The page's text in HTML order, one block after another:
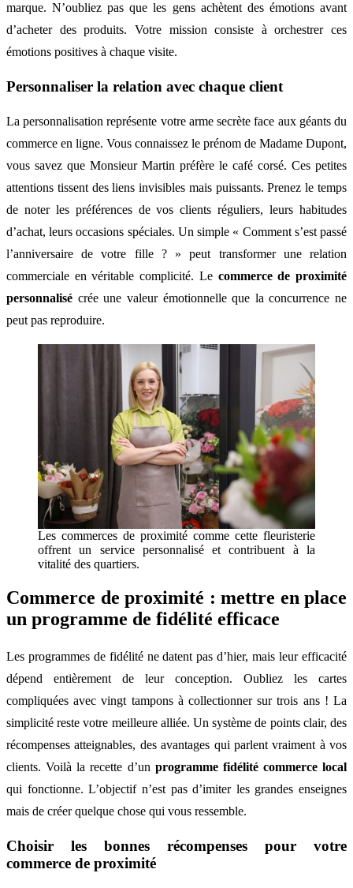
marque. N’oubliez pas que les gens achètent des émotions avant
d’acheter des produits. Votre mission consiste à orchestrer ces
émotions positives à chaque visite.
Personnaliser la relation avec chaque client
La personnalisation représente votre arme secrète face aux géants du
commerce en ligne. Vous connaissez le prénom de Madame Dupont,
vous savez que Monsieur Martin préfère le café corsé. Ces petites
attentions tissent des liens invisibles mais puissants. Prenez le temps
de noter les préférences de vos clients réguliers, leurs habitudes
d’achat, leurs occasions spéciales. Un simple « Comment s’est passé
l’anniversaire de votre fille ? » peut transformer une relation
commerciale en véritable complicité. Le commerce de proximité
personnalisé crée une valeur émotionnelle que la concurrence ne
peut pas reproduire.
Les commerces de proximité comme cette fleuristerie
offrent un service personnalisé et contribuent à la
vitalité des quartiers.
Commerce de proximité : mettre en place
un programme de fidélité efficace
Les programmes de fidélité ne datent pas d’hier, mais leur efficacité
dépend entièrement de leur conception. Oubliez les cartes
compliquées avec vingt tampons à collectionner sur trois ans ! La
simplicité reste votre meilleure alliée. Un système de points clair, des
récompenses atteignables, des avantages qui parlent vraiment à vos
clients. Voilà la recette d’un programme fidélité commerce local
qui fonctionne. L’objectif n’est pas d’imiter les grandes enseignes
mais de créer quelque chose qui vous ressemble.
Choisir les bonnes récompenses pour votre
commerce de proximité